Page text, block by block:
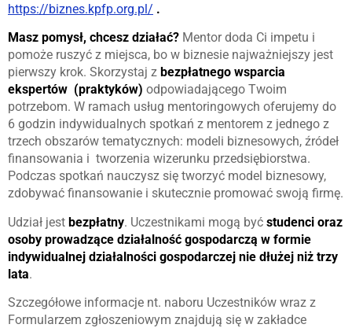
https://biznes.kpfp.org.pl/ .
Masz pomysł, chcesz działać? Mentor doda Ci impetu i
pomoże ruszyć z miejsca, bo w biznesie najważniejszy jest
pierwszy krok. Skorzystaj z bezpłatnego wsparcia
ekspertów (praktyków) odpowiadającego Twoim
potrzebom. W ramach usług mentoringowych oferujemy do
6 godzin indywidualnych spotkań z mentorem z jednego z
trzech obszarów tematycznych: modeli biznesowych, źródeł
finansowania i tworzenia wizerunku przedsiębiorstwa.
Podczas spotkań nauczysz się tworzyć model biznesowy,
zdobywać finansowanie i skutecznie promować swoją firmę.
Udział jest bezpłatny. Uczestnikami mogą być studenci oraz
osoby prowadzące działalność gospodarczą w formie
indywidualnej działalności gospodarczej nie dłużej niż trzy
lata.
Szczegółowe informacje nt. naboru Uczestników wraz z
Formularzem zgłoszeniowym znajdują się w zakładce